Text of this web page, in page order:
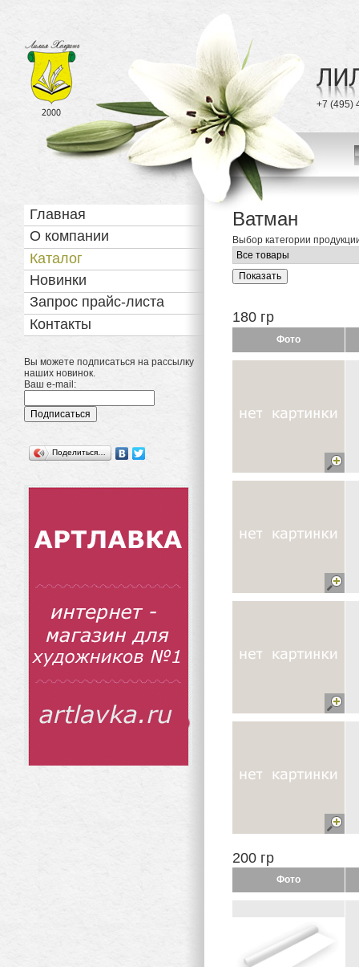
Лилия
с 2000 года
+7 (495)
Ватман
Выбор категории
180 гр
Фото
200 гр
Фото
Навигация
Главная
О компании
Каталог
Новинки
Запрос прайс-листа
Контакты
Вы можете подписаться на рассылку
наших новинок.
Ваш e-mail:
Поделиться…